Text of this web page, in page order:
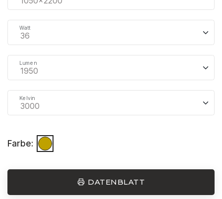
Watt
Lumen
Kelvin
Farbe:
DATENBLATT